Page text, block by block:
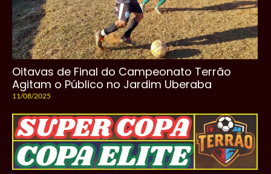
Oitavas de Final do Campeonato Terrão
Agitam o Público no Jardim Uberaba
11/08/2025